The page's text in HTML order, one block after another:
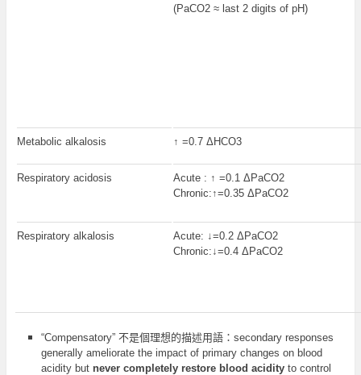
(PaCO2 ≈ last 2 digits of pH)
Metabolic alkalosis ↑ =0.7 ΔHCO3
Respiratory acidosis
Acute : ↑ =0.1 ΔPaCO2
Chronic:↑=0.35 ΔPaCO2
Respiratory alkalosis
Acute: ↓=0.2 ΔPaCO2
Chronic:↓=0.4 ΔPaCO2
“Compensatory” 不是個理想的描述用語：secondary responses
generally ameliorate the impact of primary changes on blood
acidity but never completely restore blood acidity to control